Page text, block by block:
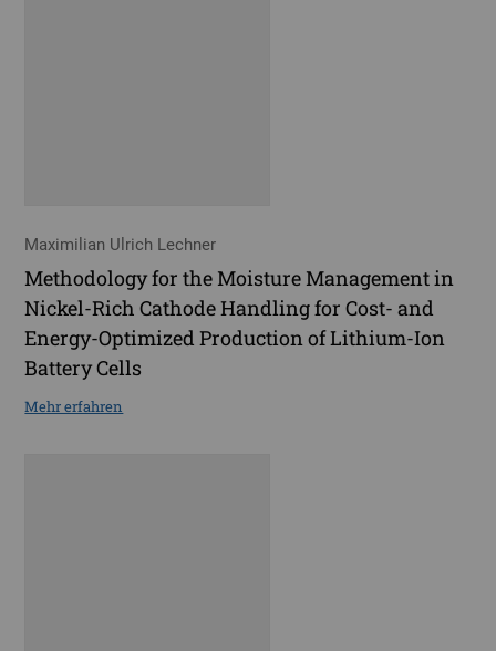
Maximilian Ulrich Lechner
Methodology for the Moisture Management in
Nickel-Rich Cathode Handling for Cost- and
Energy-Optimized Production of Lithium-Ion
Battery Cells
Mehr erfahren